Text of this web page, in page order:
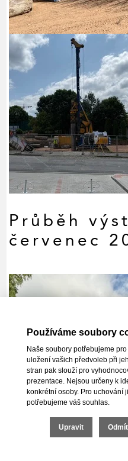
Průběh
červenec
Používáme soubory
Naše soubory potřebujeme
uložení vašich předvoleb při
stran pak slouží pro
prezentace. Nejsou určeny k
konkrétní osoby. Pro uchování
potřebujeme váš souhlas.
Upravit